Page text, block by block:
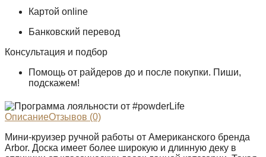
Картой online
Банковский перевод
Консультация и подбор
Помощь от райдеров до и после покупки. Пиши,
подскажем!
ОписаниеОтзывов (0)
Мини-круизер ручной работы от Американского бренда
Arbor. Доска имеет более широкую и длинную деку в